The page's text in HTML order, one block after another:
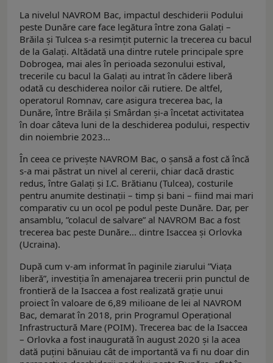
La nivelul NAVROM Bac, impactul deschiderii Podului
peste Dunăre care face legătura între zona Galați –
Brăila și Tulcea s-a resimțit puternic la trecerea cu bacul
de la Galați. Altădată una dintre rutele principale spre
Dobrogea, mai ales în perioada sezonului estival,
trecerile cu bacul la Galați au intrat în cădere liberă
odată cu deschiderea noilor căi rutiere. De altfel,
operatorul Romnav, care asigura trecerea bac, la
Dunăre, între Brăila și Smârdan și-a încetat activitatea
în doar câteva luni de la deschiderea podului, respectiv
din noiembrie 2023...
În ceea ce privește NAVROM Bac, o șansă a fost că încă
s-a mai păstrat un nivel al cererii, chiar dacă drastic
redus, între Galați și I.C. Brătianu (Tulcea), costurile
pentru anumite destinații – timp și bani – fiind mai mari
comparativ cu un ocol pe podul peste Dunăre. Dar, per
ansamblu, ”colacul de salvare” al NAVROM Bac a fost
trecerea bac peste Dunăre... dintre Isaccea și Orlovka
(Ucraina).
După cum v-am informat în paginile ziarului ”Viața
liberă”, investiția în amenajarea trecerii prin punctul de
frontieră de la Isaccea a fost realizată grație unui
proiect în valoare de 6,89 milioane de lei al NAVROM
Bac, demarat în 2018, prin Programul Operaţional
Infrastructură Mare (POIM). Trecerea bac de la Isaccea
– Orlovka a fost inaugurată în august 2020 și la acea
dată puțini bănuiau cât de importantă va fi nu doar din